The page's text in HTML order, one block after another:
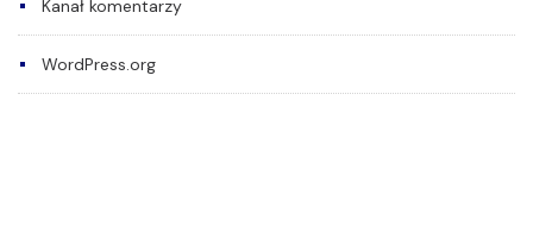
Kanał komentarzy
WordPress.org